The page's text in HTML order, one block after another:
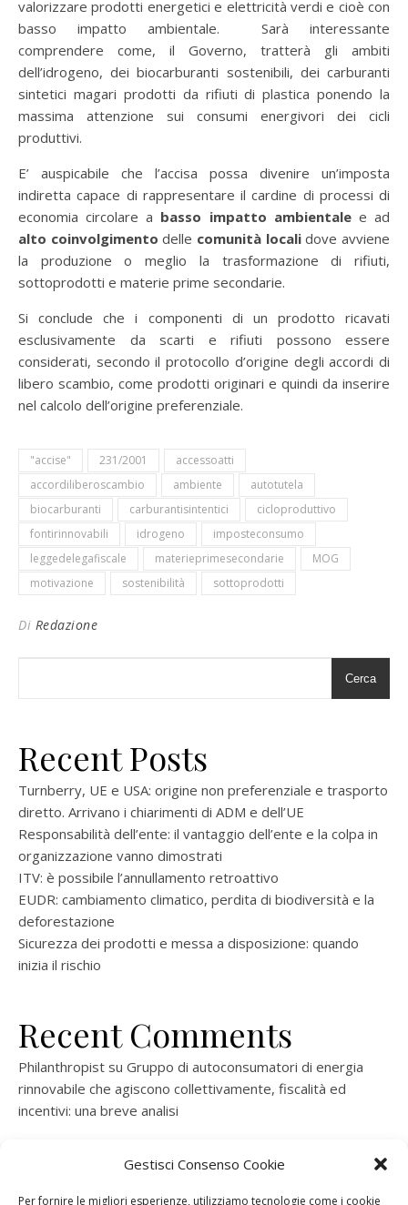
Gestisci Consenso Cookie
Per fornire le migliori esperienze, utilizziamo tecnologie come i cookie
valorizzare prodotti energetici e elettricità verdi e cioè con
basso impatto ambientale. Sarà interessante
comprendere come, il Governo, tratterà gli ambiti
dell’idrogeno, dei biocarburanti sostenibili, dei carburanti
sintetici magari prodotti da rifiuti di plastica ponendo la
massima attenzione sui consumi energivori dei cicli
produttivi.
E’ auspicabile che l’accisa possa divenire un’imposta
indiretta capace di rappresentare il cardine di processi di
economia circolare a basso impatto ambientalee ad
alto coinvolgimento delle comunità localidove avviene
la produzione o meglio la trasformazione di rifiuti,
sottoprodotti e materie prime secondarie.
Si conclude che i componenti di un prodotto ricavati
esclusivamente da scarti e rifiuti possono essere
considerati, secondo il protocollo d’origine degli accordi di
libero scambio, come prodotti originari e quindi da inserire
nel calcolo dell’origine preferenziale.
"accise" 231/2001
accessoatti
accordiliberoscambio
ambiente
autotutela
biocarburanti
carburantisintentici
cicloproduttivo
fontirinnovabili
idrogeno
imposteconsumo
leggedelegafiscale
materieprimesecondarie
MOG
motivazione
sostenibilità sottoprodotti
Di Redazione
Cerca
Recent Posts
Turnberry, UE e USA: origine non preferenziale e trasporto
diretto. Arrivano i chiarimenti di ADM e dell’UE
Responsabilità dell’ente: il vantaggio dell’ente e la colpa in
organizzazione vanno dimostrati
ITV: è possibile l’annullamento retroattivo
EUDR: cambiamento climatico, perdita di biodiversità e la
deforestazione
Sicurezza dei prodotti e messa a disposizione: quando
inizia il rischio
Recent Comments
Philanthropist su Gruppo di autoconsumatori di energia
rinnovabile che agiscono collettivamente, fiscalità ed
incentivi: una breve analisi
rinnovabile che agiscono collettivamente, fiscalità ed